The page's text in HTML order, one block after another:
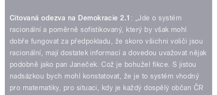
Citovaná odezva na Demokracie 2.1 : „Jde o systém
racionální a poměrně sofistikovaný, který by však mohl
dobře fungovat za předpokladu, že skoro všichni voliči jsou
racionální, mají dostatek informací a dovedou uvažovat nějak
podobně jako pan Janeček. Což je bohužel fikce. S jistou
nadsázkou bych mohl konstatovat, že je to systém vhodný
pro matematiky, pro situaci, kdy je každý dospělý občan ČR